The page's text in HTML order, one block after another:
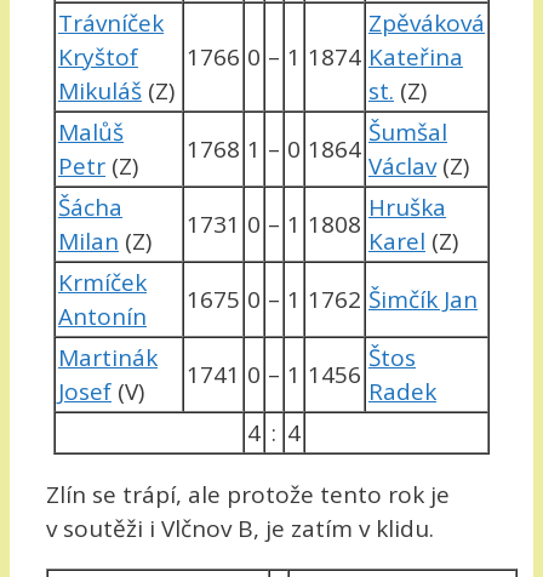
Trávníček
Kryštof
Mikuláš (Z)
1766 0 – 1 1874
Zpěváková
Kateřina
st. (Z)
Malůš
Petr (Z)
1768 1 – 0 1864
Šumšal
Václav(Z)
Šácha
Milan (Z)
1731 0 – 1 1808
Hruška
Karel (Z)
Krmíček
Antonín
1675 0 – 1 1762 Šimčík Jan
Martinák
Josef (V)
1741 0 – 1 1456
Štos
Radek
4 : 4
Zlín se trápí, ale protože tento rok je
v soutěži i Vlčnov B, je zatím v klidu.